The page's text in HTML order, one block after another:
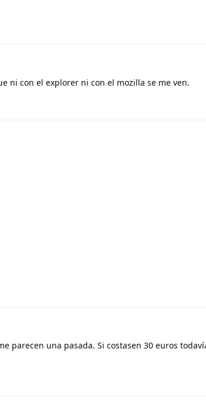
ni con el explorer ni con el mozilla se me ven.
parecen una pasada. Si costasen 30 euros